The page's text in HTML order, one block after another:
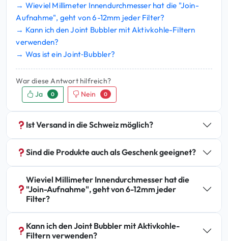
→ Wieviel Millimeter Innendurchmesser hat die "Join-
Aufnahme", geht von 6-12mm jeder Filter?
→ Kann ich den Joint Bubbler mit Aktivkohle-Filtern
verwenden?
→ Was ist ein Joint‑Bubbler?
War diese Antwort hilfreich?
Ja
0 Nein 0
Ist Versand in die Schweiz möglich?
Sind die Produkte auch als Geschenk geeignet?
Wieviel Millimeter Innendurchmesser hat die
"Join-Aufnahme", geht von 6-12mm jeder
Filter?
Kann ich den Joint Bubbler mit Aktivkohle-
Filtern verwenden?